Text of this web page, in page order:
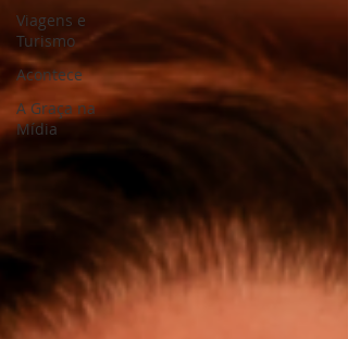
Viagens e
Turismo
Acontece
A Graça na
Mídia